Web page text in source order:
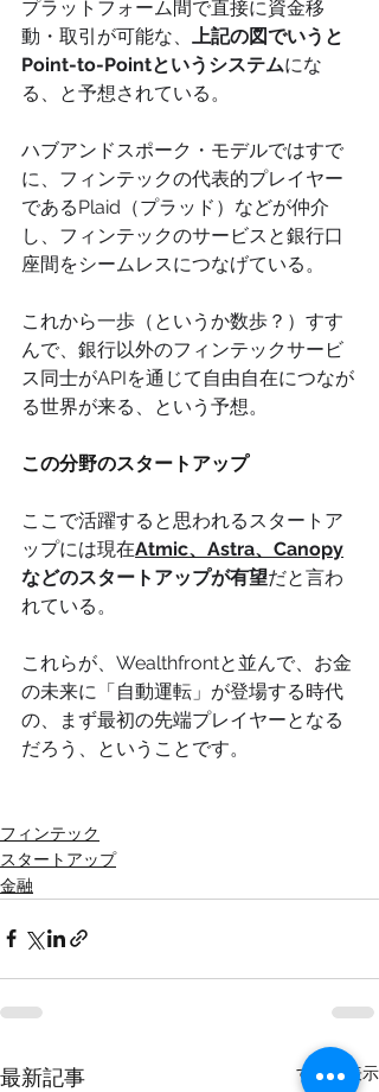
プラットフォーム間で直接に資金移
動・取引が可能な、
上記の図でいうと
Point-to-Pointというシステムにな
る、と予想されている。
ハブアンドスポーク・モデルではすで
に、フィンテックの代表的プレイヤー
であるPlaid（プラッド）などが仲介
し、フィンテックのサービスと銀行口
座間をシームレスにつなげている。
これから一歩（というか数歩？）すす
んで、銀行以外のフィンテックサービ
ス同士がAPIを通じて自由自在につなが
る世界が来る、という予想。
この分野のスタートアップ
ここで活躍すると思われるスタートア
ップには現在Atmic、 Astra、 Canopy
などのスタートアップが有望だと言わ
れている。
これらが、Wealthfrontと並んで、お金
の未来に「自動運転」が登場する時代
の、まず最初の先端プレイヤーとなる
だろう、ということです。
フィンテック
スタートアップ
金融
最新記事 すべて表示